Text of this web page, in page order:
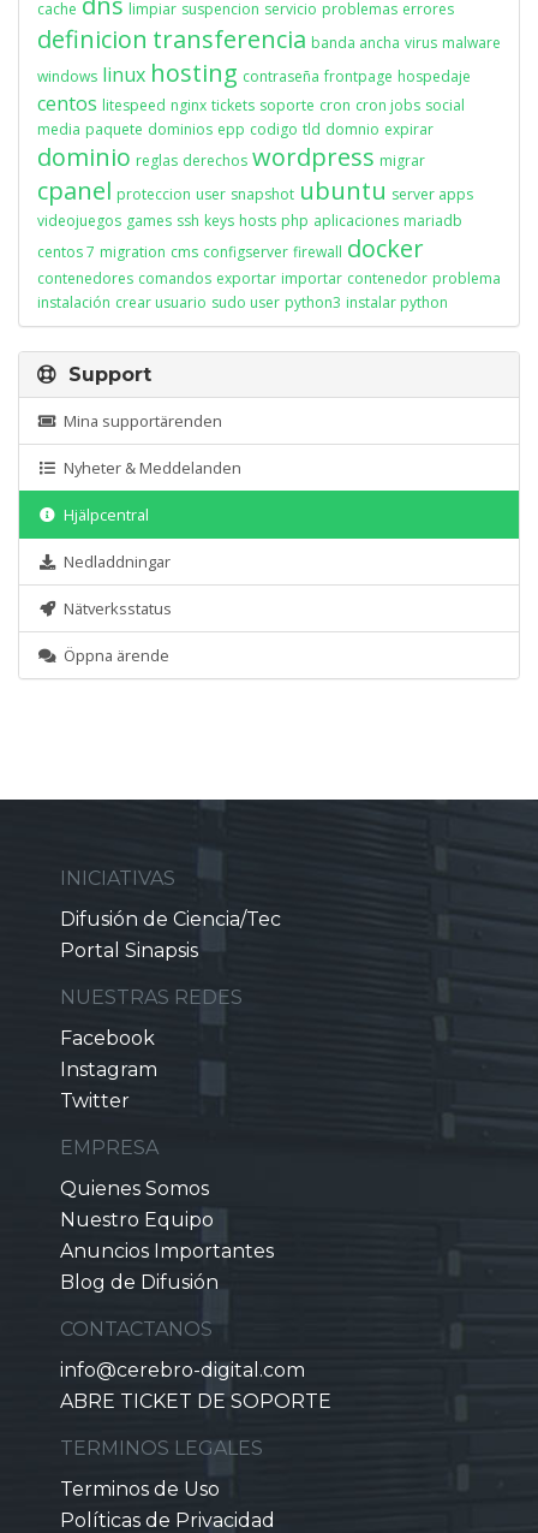
cache
limpiar suspencion servicio problemas errores
definicion transferencia banda ancha virus malware
windows linux hosting contraseña frontpage hospedaje
centos litespeed nginx tickets soporte cron cron jobs social
media paquete dominios epp codigo tld domnio expirar
dominio reglas derechos wordpress migrar
cpanel proteccion user snapshot ubuntu server apps
videojuegos games ssh keys hosts php aplicaciones mariadb
centos 7 migration cms configserver firewall docker
contenedores comandos exportar importar contenedor problema
instalación crear usuario sudo user python3 instalar python
Support
Mina supportärenden
Nyheter & Meddelanden
Hjälpcentral
Nedladdningar
Nätverksstatus
Öppna ärende
INICIATIVAS
Difusión de Ciencia/Tec
Portal Sinapsis
NUESTRAS REDES
Facebook
Instagram
Twitter
EMPRESA
Quienes Somos
Nuestro Equipo
Anuncios Importantes
Blog de Difusión
CONTACTANOS
info@cerebro-digital.com
ABRE TICKET DE SOPORTE
TERMINOS LEGALES
Terminos de Uso
Políticas de Privacidad